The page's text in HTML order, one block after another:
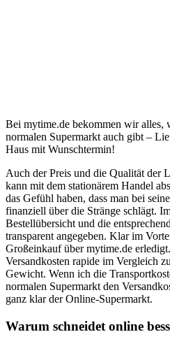
Bei mytime.de bekommen wir alles,
normalen Supermarkt auch gibt –
Haus mit Wunschtermin!
Auch der Preis und die Qualität der
kann mit dem stationärem Handel
das Gefühl haben, dass man bei
finanziell über die Stränge schlägt.
Bestellübersicht und die
transparent angegeben. Klar im
Großeinkauf über mytime.de
Versandkosten rapide im Vergleich
Gewicht. Wenn ich die
normalen Supermarkt den
ganz klar der Online-Supermarkt.
Warum schneidet online